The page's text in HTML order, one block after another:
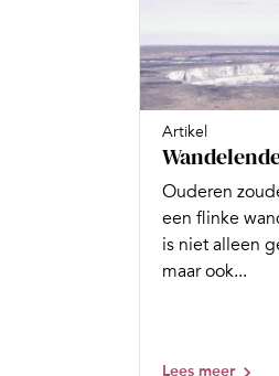
Artikel
Ouderen
een flinke
is niet alleen
maar ook...
Lees meer